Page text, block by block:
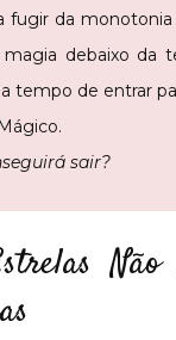
fugir da
debaixo da
tempo de entrar
sair?